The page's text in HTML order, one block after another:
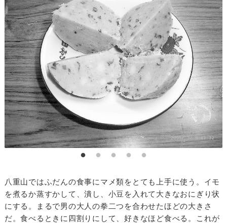
八重山ではふだんの食事にマメ類をとても上手に使う。イモ
を煮るか蒸すかして、潰し、小豆を入れて大きなおにぎり状
にする。まるで男の大人の拳二つを合わせたほどの大きさ
だ。食べるときに四割りにして、好きなほど食べる。これが